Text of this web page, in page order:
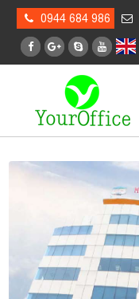
0944 684 986